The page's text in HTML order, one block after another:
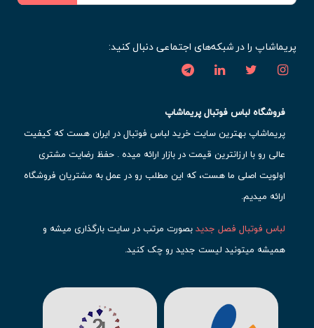
پریماشاپ را در شبکه‌های اجتماعی دنبال کنید:
فروشگاه لباس فوتبال پریماشاپ
پریماشاپ بهترین سایت خرید لباس فوتبال در ایران هست که کیفیت
عالی رو با ارزانترین قیمت در بازار ارائه میده . حفظ رضایت مشتری
اولویت اصلی ما هست، که این مطلب رو در عمل به مشتریان فروشگاه
ارائه میدیم.
لباس فوتبال فصل جدیدبصورت مرتب در سایت بارگذاری میشه و
همیشه میتونید لیست جدید رو چک کنید.
حتما مشاهده کنید که قطعا برای تیم های مطرح دنیای فوتبال، تعداد
بیشتری محصول موجود میشه. این مورد شامل
لباس رئال مادرید